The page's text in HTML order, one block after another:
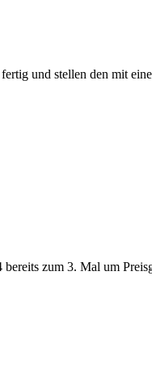
und stellen den mit
zum 3. Mal um